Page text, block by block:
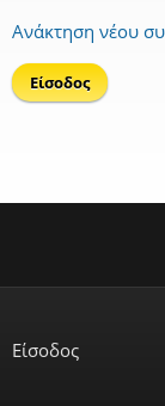
Ανάκτηση νέου
Είσοδος